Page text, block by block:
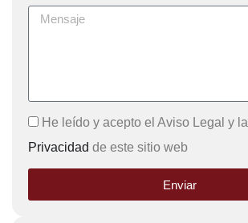
He leído y acepto el Aviso Legal y la
Privacidad de este sitio web
Enviar